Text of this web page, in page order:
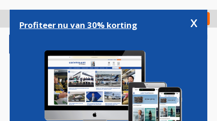
gaan
Check in
Magazine Podcasts Vacatures
Profiteer nu van 30% korting x